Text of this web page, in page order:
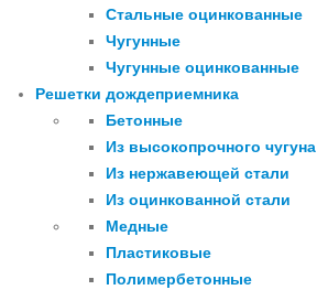
Стальные оцинкованные
Чугунные
Чугунные оцинкованные
Решетки дождеприемника
Бетонные
Из высокопрочного чугуна
Из нержавеющей стали
Из оцинкованной стали
Медные
Пластиковые
Полимербетонные